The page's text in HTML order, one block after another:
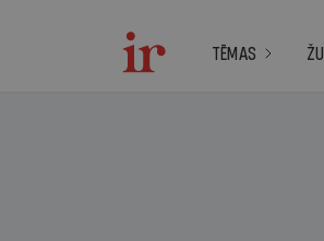
TĒMAS